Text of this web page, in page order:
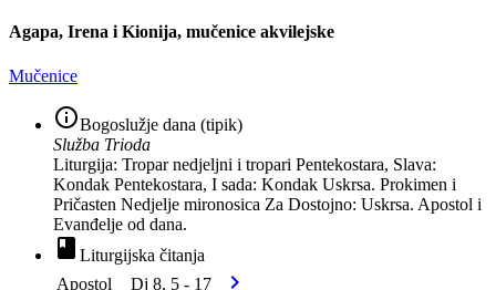
Agapa, Irena i Kionija, mučenice akvilejske
Mučenice
info_outlineBogoslužje dana (tipik)
Služba Trioda
Liturgija: Tropar nedjeljni i tropari Pentekostara, Slava:
Kondak Pentekostara, I sada: Kondak Uskrsa. Prokimen i
Pričasten Nedjelje mironosica Za Dostojno: Uskrsa. Apostol i
Evanđelje od dana.
book Liturgijska čitanja
Apostol
Dj 8, 5 - 17 chevron_right